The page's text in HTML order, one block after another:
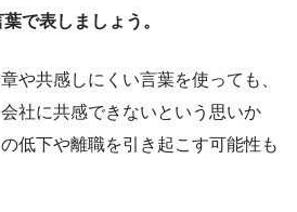
で表しましょう。
や共感しにくい言葉を使っても、
社に共感できないという思いか
低下や離職を引き起こす可能性も